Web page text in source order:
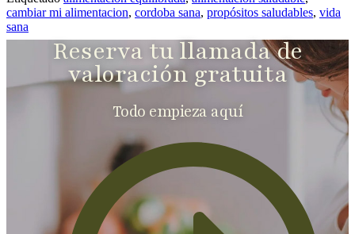
cambiar mi alimentacion, cordoba sana, propósitos saludables, vida
sana
Reserva tu llamada de
valoración gratuita
Todo empieza aquí